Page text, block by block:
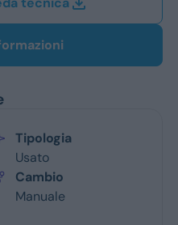
Dacia
Opel
Vedi tutti i marchi
Tipologia
Usato
Cambio
Manuale